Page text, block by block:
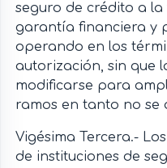
seguro de crédito a
garantía financiera y
operando en los
autorización, sin que
modificarse para
ramos en tanto no se
Vigésima Tercera.-
de instituciones de